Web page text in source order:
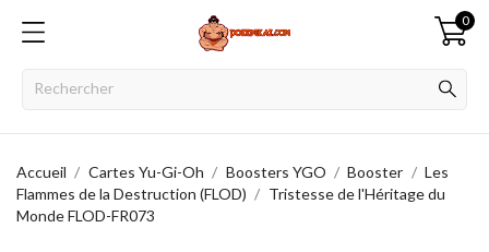
0
Accueil Cartes Yu-Gi-Oh Boosters YGO Booster
Les
Flammes de la Destruction (FLOD)
Tristesse de l'Héritage du
Monde FLOD-FR073